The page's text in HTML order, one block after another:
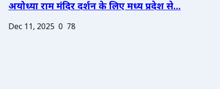
अयोध्या राम मंदिर दर्शन के लिए मध्य प्रदेश से...
Dec 11, 2025 0 78